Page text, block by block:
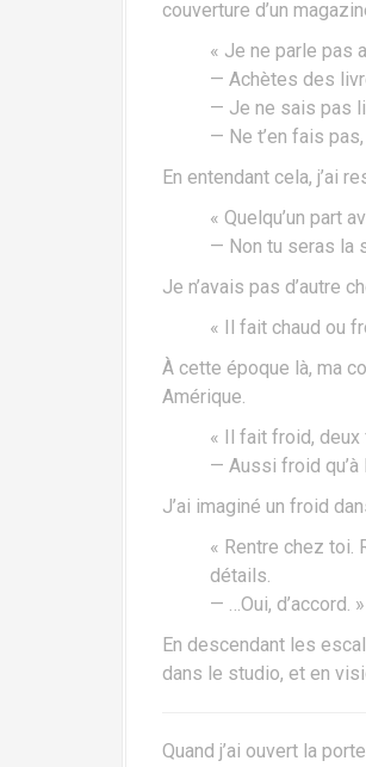
couverture d’un
« Je ne parle pas
— Achètes des
— Je ne sais pas
— Ne t’en fais
En entendant cela, j’ai
« Quelqu’un part
— Non tu seras la
Je n’avais pas d’autre
« Il fait chaud ou
À cette époque là, ma
Amérique.
« Il fait froid, deux
— Aussi froid qu’à
J’ai imaginé un froid
« Rentre chez toi.
détails.
— …Oui, d’accord. »
En descendant les
dans le studio, et en
Quand j’ai ouvert la